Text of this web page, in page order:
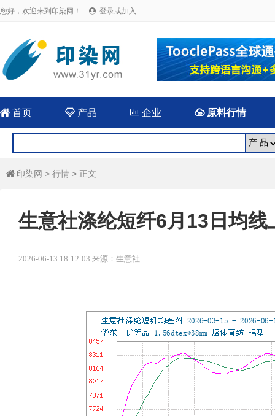
您好，欢迎来到印染网！  登录或加入
 首页 产品  企业 原料行情
 印染网 > 行情 > 正文
生意社涤纶短纤6月13日均
2026-06-13 18:12:03 来源：生意社